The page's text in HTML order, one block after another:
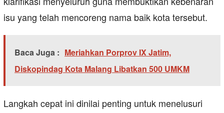
isu yang telah mencoreng nama baik kota tersebut.
Baca Juga : Meriahkan Porprov IX Jatim,
Diskopindag Kota Malang Libatkan 500 UMKM
Langkah cepat ini dinilai penting untuk menelusuri